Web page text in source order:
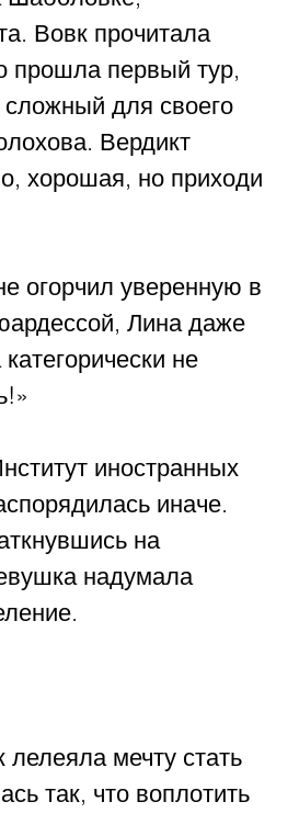
Вовк прочитала
прошла первый тур,
для своего
Вердикт
хорошая, но приходи
огорчил уверенную в
Лина даже
не
иностранных
иначе.
на
надумала
мечту стать
так, что воплотить